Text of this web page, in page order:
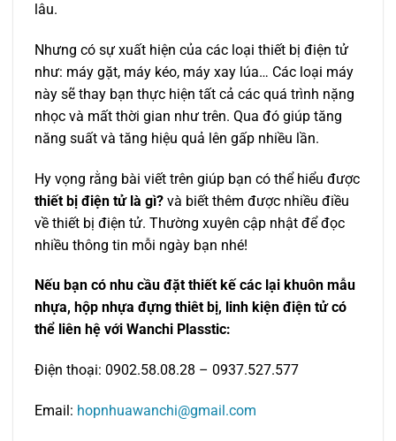
lâu.
Nhưng có sự xuất hiện của các loại thiết bị điện tử
như: máy gặt, máy kéo, máy xay lúa… Các loại máy
này sẽ thay bạn thực hiện tất cả các quá trình nặng
nhọc và mất thời gian như trên. Qua đó giúp tăng
năng suất và tăng hiệu quả lên gấp nhiều lần.
Hy vọng rằng bài viết trên giúp bạn có thể hiểu được
thiết bị điện tử là gì? và biết thêm được nhiều điều
về thiết bị điện tử. Thường xuyên cập nhật để đọc
nhiều thông tin mỗi ngày bạn nhé!
Nếu bạn có nhu cầu đặt thiết kế các lại khuôn mẫu
nhựa, hộp nhựa đựng thiêt bị, linh kiện điện tử có
thể liên hệ với Wanchi Plasstic:
Điện thoại: 0902.58.08.28 – 0937.527.577
Email: hopnhuawanchi@gmail.com